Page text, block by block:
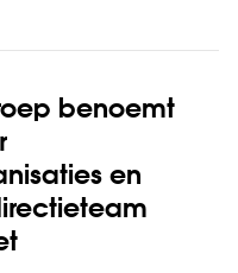
benoemt
en